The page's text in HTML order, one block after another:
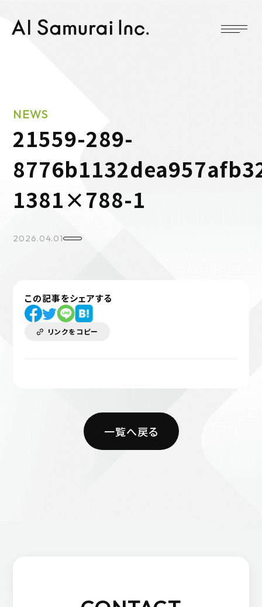
21559-289-
1381×788-1
NEWS
2026.04.01
この記事をシェアする
リンクをコピー
一覧へ戻る